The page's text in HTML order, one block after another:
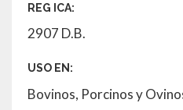
REG ICA:
2907 D.B.
USO EN:
Bovinos, Porcinos y